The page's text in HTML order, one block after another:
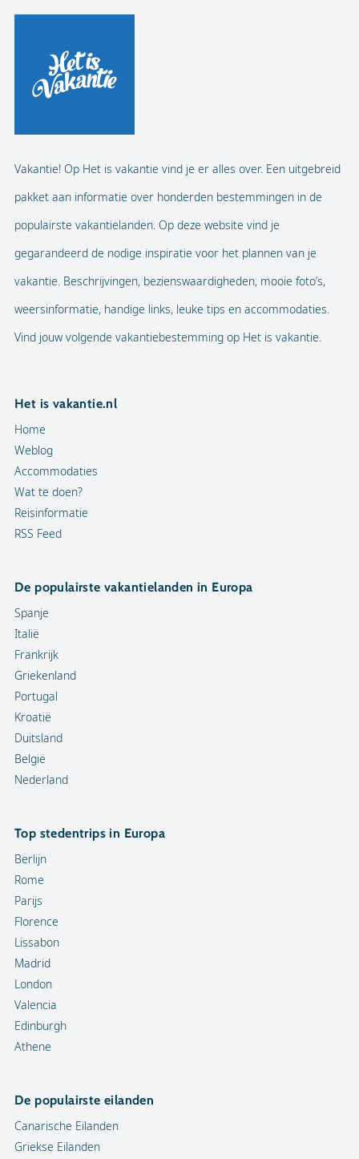
Vakantie! Op Het is vakantie vind je er alles over. Een uitgebreid
pakket aan informatie over honderden bestemmingen in de
populairste vakantielanden. Op deze website vind je
gegarandeerd de nodige inspiratie voor het plannen van je
vakantie. Beschrijvingen, bezienswaardigheden, mooie foto’s,
weersinformatie, handige links, leuke tips en accommodaties.
Vind jouw volgende vakantiebestemming op Het is vakantie.
Het is vakantie.nl
Home
Weblog
Accommodaties
Wat te doen?
Reisinformatie
RSS Feed
De populairste vakantielanden in Europa
Spanje
Italië
Frankrijk
Griekenland
Portugal
Kroatië
Duitsland
België
Nederland
Top stedentrips in Europa
Berlijn
Rome
Parijs
Florence
Lissabon
Madrid
London
Valencia
Edinburgh
Athene
De populairste eilanden
Canarische Eilanden
Griekse Eilanden